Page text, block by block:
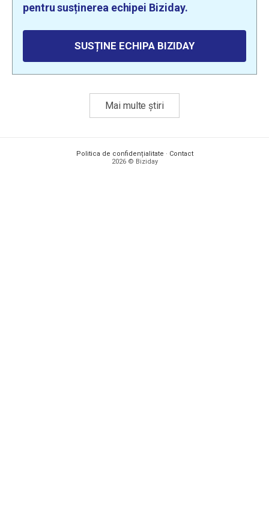
pentru susținerea echipei Biziday.
SUSȚINE ECHIPA BIZIDAY
Mai multe știri
Politica de confidențialitate · Contact
2026 © Biziday